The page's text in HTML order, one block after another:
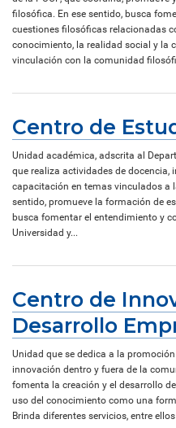
filosófica. En ese sentido, busca
cuestiones filosóficas relacionadas
conocimiento, la realidad social y la
vinculación con la comunidad
Centro de
Unidad académica, adscrita al
que realiza actividades de docencia,
capacitación en temas vinculados a
sentido, promueve la formación de
busca fomentar el entendimiento y
Universidad y...
Centro de
Desarrollo
Unidad que se dedica a la
innovación dentro y fuera de la
fomenta la creación y el desarrollo
uso del conocimiento como una
Brinda diferentes servicios, entre ellos